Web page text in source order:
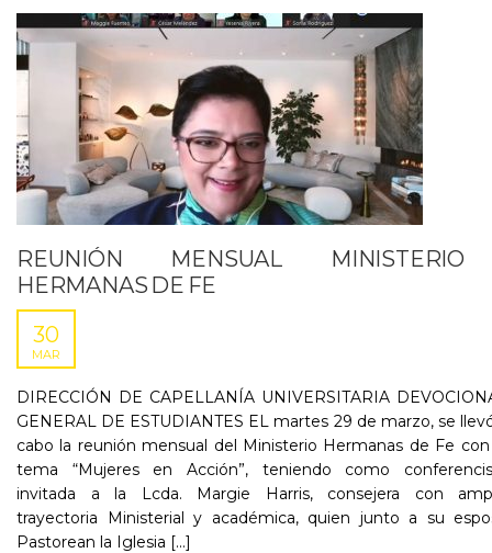
REUNIÓN MENSUAL MINISTERIO
HERMANAS DE FE
30
MAR
DIRECCIÓN DE CAPELLANÍA UNIVERSITARIA
GENERAL DE ESTUDIANTES EL martes 29 de marzo, se
cabo la reunión mensual del Ministerio Hermanas de Fe
tema “Mujeres en Acción”, teniendo como
invitada a la Lcda. Margie Harris, consejera con
trayectoria Ministerial y académica, quien junto a su
Pastorean la Iglesia [...]